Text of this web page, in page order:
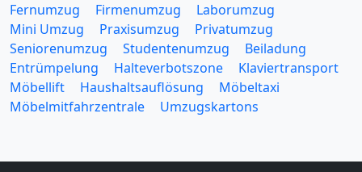
Fernumzug
Firmenumzug
Laborumzug
Mini Umzug
Praxisumzug
Privatumzug
Seniorenumzug
Studentenumzug
Beiladung
Entrümpelung
Halteverbotszone
Klaviertransport
Möbellift
Haushaltsauflösung
Möbeltaxi
Möbelmitfahrzentrale
Umzugskartons